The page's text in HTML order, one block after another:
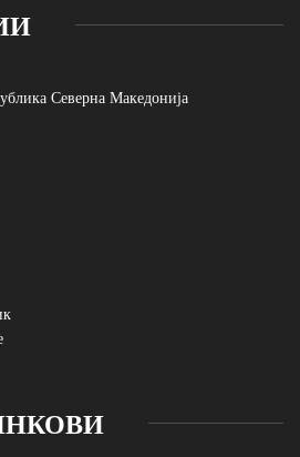
Северна Македонија